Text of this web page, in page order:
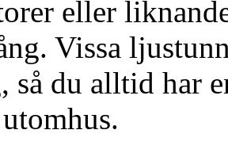
eller
Vissa
så du alltid har